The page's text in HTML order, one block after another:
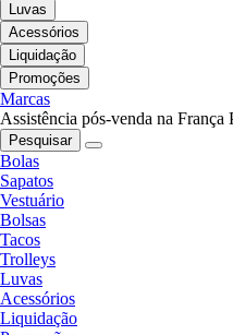
Luvas
Acessórios
Liquidação
Promoções
Marcas
Assistência pós-venda na França
Pesquisar
Bolas
Sapatos
Vestuário
Bolsas
Tacos
Trolleys
Luvas
Acessórios
Liquidação